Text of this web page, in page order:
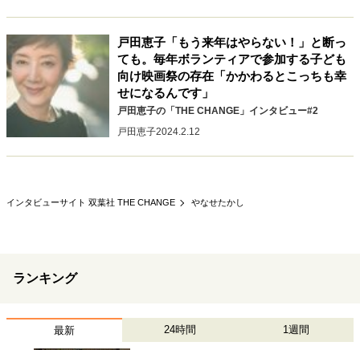
キャリア・働き方
セカンドキャリアの描き方
独立という決断
大人の学び直し
ファーストキャリアを拓く
夢を掴む選択
重圧との向き合い方
戸田恵子「もう来年はやらない！」と断っ
ても。毎年ボランティアで参加する子ども
向け映画祭の存在「かかわるとこっちも幸
せになるんです」
戸田恵子の「THE CHANGE」インタビュー#2
戸田恵子2024.2.12
インタビューサイト 双葉社 THE CHANGE やなせたかし
ランキング
最新 24時間 1週間